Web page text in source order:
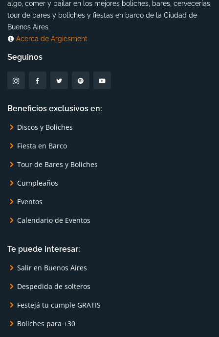
algo, comer y bailar en los mejores boliches, bares, cervecerías,
tour de bares y boliches y fiestas en barco de la Ciudad de
Buenos Aires.
Acerca de Argiesment
Seguinos
Beneficios exclusivos en:
Discos y Boliches
Fiesta en Barco
Tour de Bares y Boliches
Cumpleaños
Eventos
Calendario de Eventos
Te puede interesar:
Salir en Buenos Aires
Despedida de solteros
Festejá tu cumple GRATIS
Boliches para +30